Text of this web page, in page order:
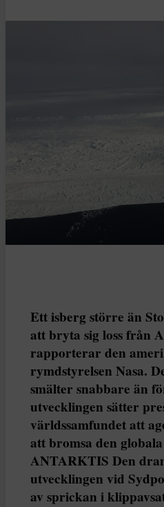
Ett isberg större än
att bryta sig loss från
rapporterar den
rymdstyrelsen Nasa.
smälter snabbare än
utvecklingen sätter
världssamfundet att
att bromsa den
ANTARKTIS Den
utvecklingen vid
av sprickan i